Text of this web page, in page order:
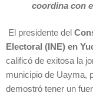
coordina con
El presidente del
Electoral (INE) en
calificó de exitosa la
municipio de Uayma,
demostró tener un